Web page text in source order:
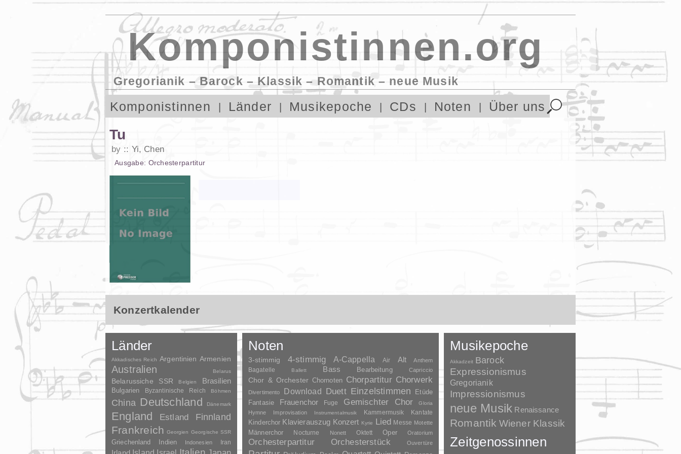
Komponistinnen.org
Gregorianik – Barock – Klassik – Romantik – neue Musik
Komponistinnen Länder Musikepoche CDs Noten Über uns
Tu
by Yi, Chen
Ausgabe: Orchesterpartitur
Konzertkalender
Länder
Akkadisches Reich Argentinien Armenien
Australien Belarus
Belarussiche SSR Belgien Brasilien
Bulgarien Byzantinische Reich Böhmen
China Deutschland Dänemark
England Estland Finnland
Frankreich Georgien Georgische SSR
Griechenland Indien Indonesien Iran
Noten
3-stimmig 4-stimmig A-Cappella Air Alt Anthem
Bagatelle Ballett Bass Bearbeitung Capriccio
Chor & Orchester Chornoten Chorpartitur Chorwerk
Divertimento Download Duett Einzelstimmen Etüde
Fantasie Frauenchor Fuge Gemischter Chor Gloria
Hymne Improvisation Instrumentalmusik Kammermusik Kantate
Kinderchor Klavierauszug Konzert Kyrie Lied Messe Motette
Männerchor Nocturne Nonett Oktett Oper Oratorium
Orchesterpartitur Orchesterstück Ouvertüre
Musikepoche
Akkadzeit Barock
Expressionismus
Gregorianik
Impressionismus
neue Musik Renaissance
Romantik Wiener Klassik
Zeitgenossinnen